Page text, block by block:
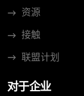
资源
接触
联盟计划
对于企业